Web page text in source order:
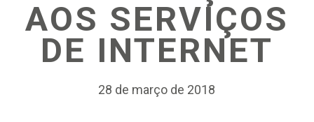
AOS SERVIÇOS
DE INTERNET
28 de março de 2018